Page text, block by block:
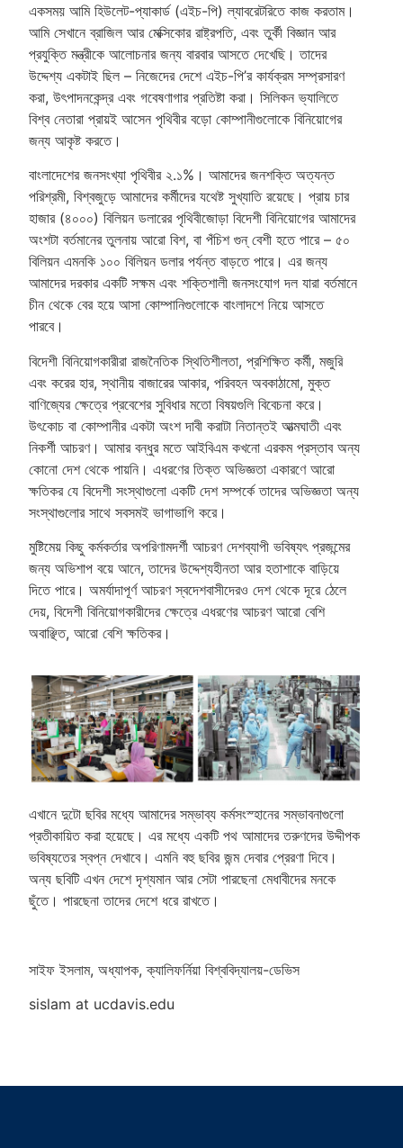
একসময় আমি হিউলেট-প্যাকার্ড (এইচ-পি) ল্যাবরেটরিতে কাজ করতাম।
আমি সেখানে ব্রাজিল আর মেক্সিকোর রাষ্ট্রপতি, এবং তুর্কী বিজ্ঞান আর
প্রযুক্তি মন্ত্রীকে আলোচনার জন্য বারবার আসতে দেখেছি। তাদের
উদ্দেশ্য একটাই ছিল – নিজেদের দেশে এইচ-পি’র কার্যক্রম সম্প্রসারণ
করা, উৎপাদনকেন্দ্র এবং গবেষণাগার প্রতিষ্টা করা। সিলিকন ভ্যালিতে
বিশ্ব নেতারা প্রায়ই আসেন পৃথিবীর বড়ো কোম্পানীগুলোকে বিনিয়োগের
জন্য আকৃষ্ট করতে।
বাংলাদেশের জনসংখ্যা পৃথিবীর ২.১%। আমাদের জনশক্তি অত্যন্ত
পরিশ্রমী, বিশ্বজুড়ে আমাদের কর্মীদের যথেষ্ট সুখ্যাতি রয়েছে। প্রায় চার
হাজার (৪০০০) বিলিয়ন ডলারের পৃথিবীজোড়া বিদেশী বিনিয়োগের আমাদের
অংশটা বর্তমানের তুলনায় আরো বিশ, বা পঁচিশ গুন্ বেশী হতে পারে – ৫০
বিলিয়ন এমনকি ১০০ বিলিয়ন ডলার পর্যন্ত বাড়তে পারে। এর জন্য
আমাদের দরকার একটি সক্ষম এবং শক্তিশালী জনসংযোগ দল যারা বর্তমানে
চীন থেকে বের হয়ে আসা কোম্পানিগুলোকে বাংলাদশে নিয়ে আসতে
পারবে।
বিদেশী বিনিয়োগকারীরা রাজনৈতিক স্থিতিশীলতা, প্রশিক্ষিত কর্মী, মজুরি
এবং করের হার, স্থানীয় বাজারের আকার, পরিবহন অবকাঠামো, মুক্ত
বাণিজ্যের ক্ষেত্রে প্রবেশের সুবিধার মতো বিষয়গুলি বিবেচনা করে।
উৎকোচ বা কোম্পানীর একটা অংশ দাবী করাটা নিতান্তই আত্মঘাতী এবং
নিকর্শী আচরণ। আমার বন্ধুর মতে আইবিএম কখনো এরকম প্রস্তাব অন্য
কোনো দেশ থেকে পায়নি। এধরণের তিক্ত অভিজ্ঞতা একারণে আরো
ক্ষতিকর যে বিদেশী সংস্থাগুলো একটি দেশ সম্পর্কে তাদের অভিজ্ঞতা অন্য
সংস্থাগুলোর সাথে সবসমই ভাগাভাগি করে।
মুষ্টিমেয় কিছু কর্মকর্তার অপরিণামদর্শী আচরণ দেশব্যাপী ভবিষ্যৎ প্রজন্মের
জন্য অভিশাপ বয়ে আনে, তাদের উদ্দেশ্যহীনতা আর হতাশাকে বাড়িয়ে
দিতে পারে। অমর্যাদাপূর্ণ আচরণ স্বদেশবাসীদেরও দেশ থেকে দূরে ঠেলে
দেয়, বিদেশী বিনিয়োগকারীদের ক্ষেত্রে এধরণের আচরণ আরো বেশি
অবাঞ্ছিত, আরো বেশি ক্ষতিকর।
এখানে দুটো ছবির মধ্যে আমাদের সম্ভাব্য কর্মসংস্হানের সম্ভাবনাগুলো
প্রতীকায়িত করা হয়েছে। এর মধ্যে একটি পথ আমাদের তরুণদের উদ্দীপক
ভবিষ্যতের স্বপ্ন দেখাবে। এমনি বহু ছবির জন্ম দেবার প্রেরণা দিবে।
অন্য ছবিটি এখন দেশে দৃশ্যমান আর সেটা পারছেনা মেধাবীদের মনকে
ছুঁতে। পারছেনা তাদের দেশে ধরে রাখতে।
সাইফ ইসলাম, অধ্যাপক, ক্যালিফর্নিয়া বিশ্ববিদ্যালয়-ডেভিস
sislam at ucdavis.edu